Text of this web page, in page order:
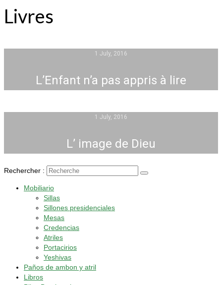
Livres
1 July, 2016
L’Enfant n’a pas appris à lire
1 July, 2016
L’ image de Dieu
Rechercher :
Mobiliario
Sillas
Sillones presidenciales
Mesas
Credencias
Atriles
Portacirios
Yeshivas
Paños de ambon y atril
Libros